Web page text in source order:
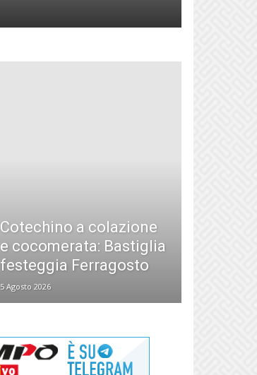
Cotechino a colazione
e cocomerata: Bastiglia
festeggia Ferragosto
5 Agosto 2026